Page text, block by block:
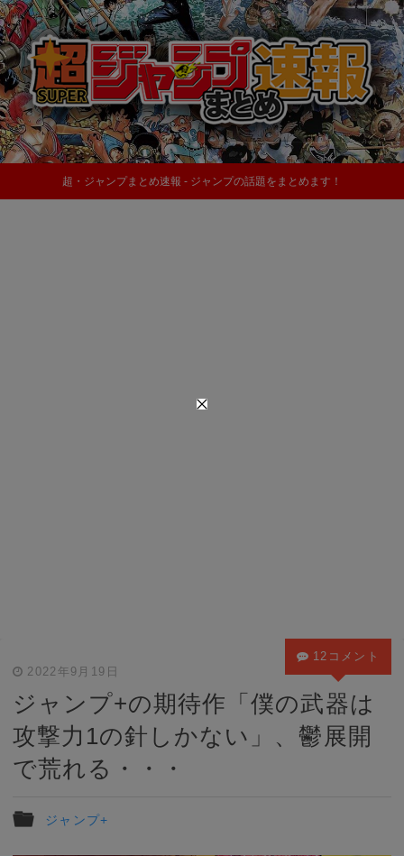
超・ジャンプまとめ速報 - ジャンプの話題をまとめます！
2022年9月19日
ジャンプ+の期待作「僕の武器は
攻撃力1の針しかない」、鬱展開
で荒れる・・・
ジャンプ+
12コメント